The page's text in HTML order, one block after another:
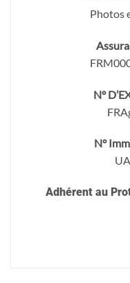
Photos
N°
N°
Adhérent au